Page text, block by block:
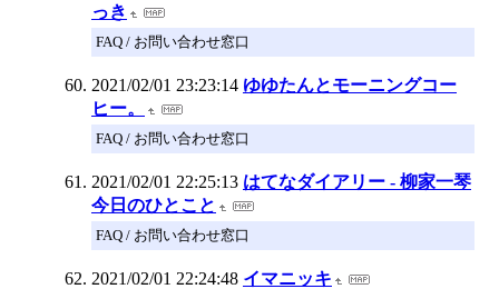
っき
FAQ / お問い合わせ窓口
2021/02/01 23:23:14 ゆゆたんとモーニングコー
ヒー。
FAQ / お問い合わせ窓口
2021/02/01 22:25:13 はてなダイアリー - 柳家一琴
今日のひとこと
FAQ / お問い合わせ窓口
2021/02/01 22:24:48 イマニッキ